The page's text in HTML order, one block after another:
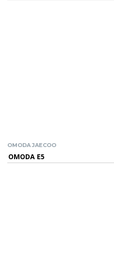
OMODA JAECOO
OMODA E5